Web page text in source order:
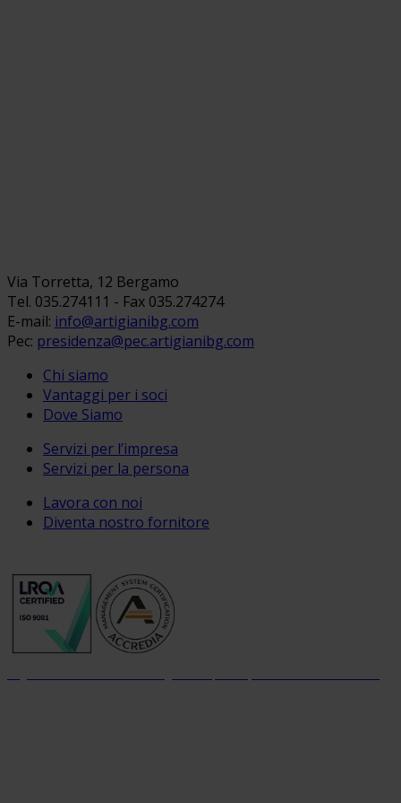
Via Torretta, 12 Bergamo
Tel. 035.274111 - Fax 035.274274
E-mail: info@artigianibg.com
Pec: presidenza@pec.artigianibg.com
Chi siamo
Vantaggi per i soci
Dove Siamo
Servizi per l’impresa
Servizi per la persona
Lavora con noi
Diventa nostro fornitore